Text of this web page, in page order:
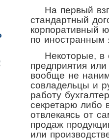
На первый
стандартный
корпоративный
по иностранным
Некоторые, в
предприятия
вообще не
совладельцы и
работу
секретарю либо
отвлекаясь от
продаж
или